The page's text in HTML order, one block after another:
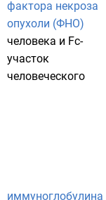
фактора некроза
опухоли (ФНО)
человека и Fc-
участок
человеческого
иммуноглобулина